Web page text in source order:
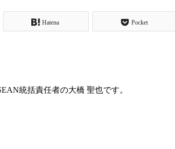
Hatena Pocket
統括責任者の大橋 聖也です。